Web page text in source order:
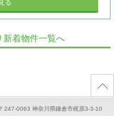
る
新着物件一覧へ
247-0063 神奈川県鎌倉市梶原3-3-10